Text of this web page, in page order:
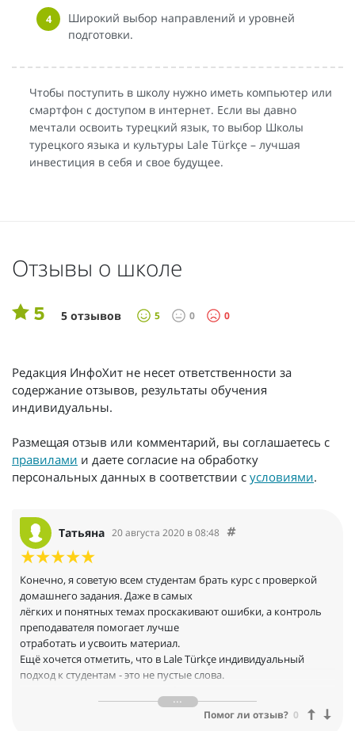
Широкий выбор направлений и уровней
подготовки.
Чтобы поступить в школу нужно иметь компьютер или
смартфон с доступом в интернет. Если вы давно
мечтали освоить турецкий язык, то выбор Школы
турецкого языка и культуры Lale Türkçe – лучшая
инвестиция в себя и свое будущее.
Отзывы о школе
5 5 отзывов 5 0 0
Редакция ИнфоХит не несет ответственности за
содержание отзывов, результаты обучения
индивидуальны.
Размещая отзыв или комментарий, вы соглашаетесь с
правилами и даете согласие на обработку
персональных данных в соответствии с условиями.
Татьяна 20 августа 2020 в 08:48
Конечно, я советую всем студентам брать курс с проверкой
домашнего задания. Даже в самых
лёгких и понятных темах проскакивают ошибки, а контроль
преподавателя помогает лучше
отработать и усвоить материал.
Ещё хочется отметить, что в Lale Türkçe индивидуальный
подход к студентам - это не пустые слова.
навстречу своим ученикам. Я благодарю
Зульфию Ходжа за такое тёплое, человеческое отношение. Это
Помог ли отзыв? 0